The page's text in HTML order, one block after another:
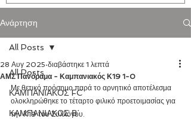
Ανάρτηση
All Posts
ΚΑΜΠΑΝΙΑΚΟΣ FC
ΚΑΜΠΑΝΙΑΚΟΣ Β΄
All Posts
ΑΜΣ Πανόραμα - Καμπανιακός Κ19 1-0
28 Αυγ 2025 διαβάστηκε 1 λεπτά
Με θετικό πρόσημο παρά το αρνητικό αποτέλεσμα
ολοκληρώθηκε το τέταρτο φιλικό προετοιμασίας για
την Κ19 του Συλλόγου.